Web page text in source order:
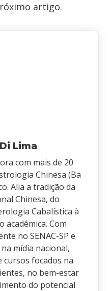
artigo.
Lima
com mais de 20
Chinesa (Ba
Alia a tradição da
Chinesa, do
Cabalística à
acadêmica. Com
no SENAC-SP e
mídia nacional,
cursos focados na
no bem-estar
do potencial